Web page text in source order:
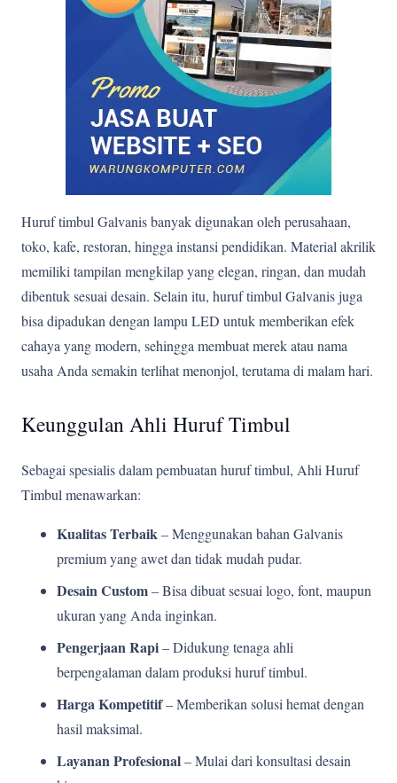
Huruf timbul Galvanis banyak digunakan oleh perusahaan,
toko, kafe, restoran, hingga instansi pendidikan. Material akrilik
memiliki tampilan mengkilap yang elegan, ringan, dan mudah
dibentuk sesuai desain. Selain itu, huruf timbul Galvanis juga
bisa dipadukan dengan lampu LED untuk memberikan efek
cahaya yang modern, sehingga membuat merek atau nama
usaha Anda semakin terlihat menonjol, terutama di malam hari.
Keunggulan Ahli Huruf Timbul
Sebagai spesialis dalam pembuatan huruf timbul, Ahli Huruf
Timbul menawarkan:
Kualitas Terbaik– Menggunakan bahan Galvanis
premium yang awet dan tidak mudah pudar.
Desain Custom– Bisa dibuat sesuai logo, font, maupun
ukuran yang Anda inginkan.
Pengerjaan Rapi– Didukung tenaga ahli
berpengalaman dalam produksi huruf timbul.
Harga Kompetitif– Memberikan solusi hemat dengan
hasil maksimal.
Layanan Profesional– Mulai dari konsultasi desain